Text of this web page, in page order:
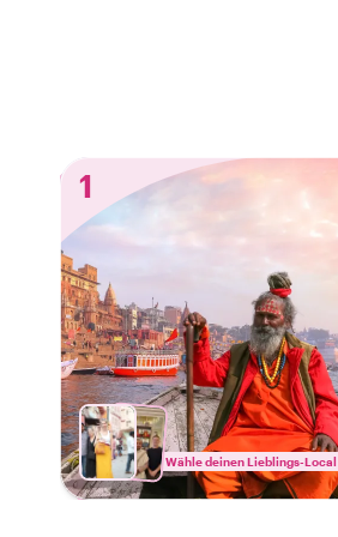
1
Wähle deinen Lieblings-Local